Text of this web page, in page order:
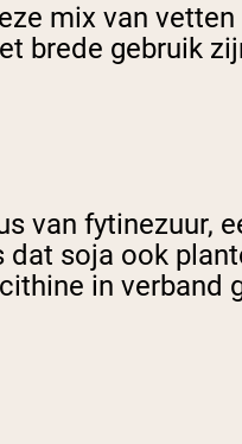
mix van
brede gebruik
van fytinezuur,
soja ook
in